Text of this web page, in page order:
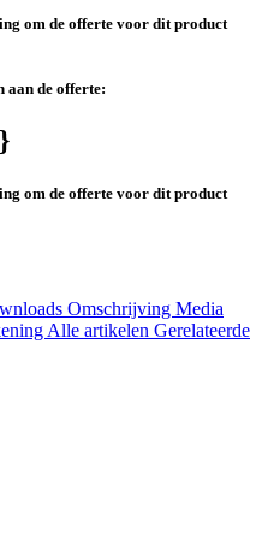
om de offerte voor dit product
aan de offerte:
om de offerte voor dit product
Omschrijving Media
Alle artikelen Gerelateerde